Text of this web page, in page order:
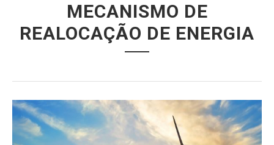
MECANISMO DE
REALOCAÇÃO DE ENERGIA